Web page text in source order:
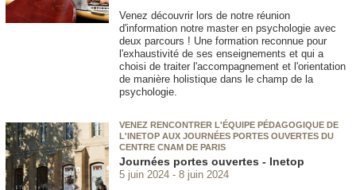
Venez découvrir lors de notre réunion
d'information notre master en psychologie avec
deux parcours ! Une formation reconnue pour
l'exhaustivité de ses enseignements et qui a
choisi de traiter l'accompagnement et l'orientation
de manière holistique dans le champ de la
psychologie.
VENEZ RENCONTRER L'ÉQUIPE PÉDAGOGIQUE DE
L'INETOP AUX JOURNÉES PORTES OUVERTES DU
CENTRE CNAM DE PARIS
Journées portes ouvertes - Inetop
5 juin 2024
8 juin 2024